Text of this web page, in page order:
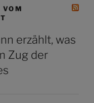
erzählt, was
Zug der